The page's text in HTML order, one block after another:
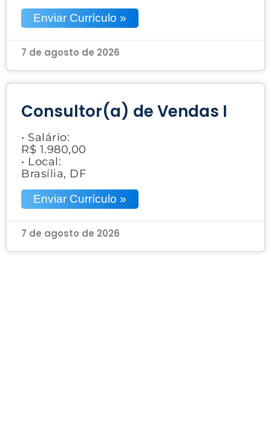
Enviar Currículo »
7 de agosto de 2026
Consultor(a) de Vendas I
• Salário:
R$ 1.980,00
• Local:
Brasília, DF
Enviar Currículo »
7 de agosto de 2026